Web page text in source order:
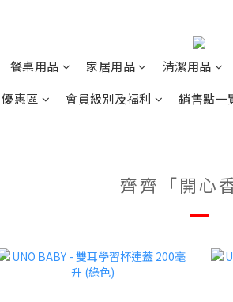
餐桌用品 家居用品 清潔用品
優惠區 會員級別及福利 銷售點一
齊齊「開心